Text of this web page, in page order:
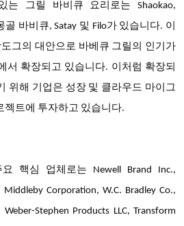
는 그릴 바비큐 요리로는 Shaokao,
골 바비큐, Satay 및 Filo가 있습니다. 이
그의 대안으로 바베큐 그릴의 인기가
서 확장되고 있습니다. 이처럼 확장되
위해 기업은 성장 및 클라우드 마이그
젝트에 투자하고 있습니다.
요 핵심 업체 로는 Newell Brand Inc.,
Corporation, W.C. Bradley Co.,
Stephen Products LLC, Transform